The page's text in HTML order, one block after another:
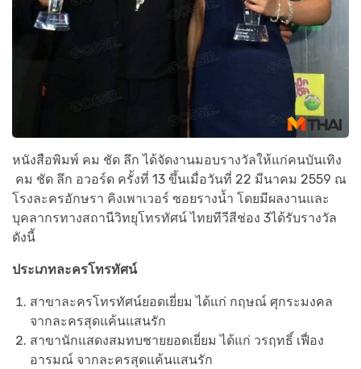
หนังสือพิมพ์ คม ชัด ลึก ได้จัดงานมอบรางวัลให้แก่คนบันเทิง
คม ชัด ลึก อวอร์ด ครั้งที่ 13 ขึ้นเมื่อวันที่ 22 มีนาคม 2559 ณ
โรงละครอักษรา คิงเพาเวอร์ ซอยรางน้ำ โดยมีผลงานและ
บุคลากรทางสถานีวิทยุโทรทัศน์ ไทยทีวีสีช่อง 3ได้รับรางวัล
ดังนี้
ประเภทละครโทรทัศน์
สาขาละครโทรทัศน์ยอดเยี่ยม ได้แก่ กฤษณ์ ศุกระมงคล
จากละครสุดแค้นแสนรัก
สาขานักแสดงสมทบชายยอดเยี่ยม ได้แก่ วรฤทธิ์ เฟื่อง
อารมณ์ จากละครสุดแค้นแสนรัก